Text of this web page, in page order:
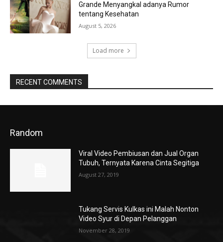
Grande Menyangkal adanya Rumor
tentang Kesehatan
August 5, 2026
Load more
RECENT COMMENTS
Random
Viral Video Pembiusan dan Jual Organ
Tubuh, Ternyata Karena Cinta Segitiga
August 27, 2019
Tukang Servis Kulkas ini Malah Nonton
Video Syur di Depan Pelanggan
November 28, 2019